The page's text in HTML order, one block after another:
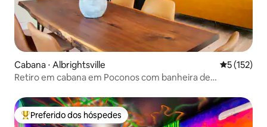
Cabana ⋅ Albrightsville 5 de uma
5 (152)
Retiro em cabana em Poconos com banheira de
Entre os melhores preferidos dos hóspedes
Preferido dos hóspedes